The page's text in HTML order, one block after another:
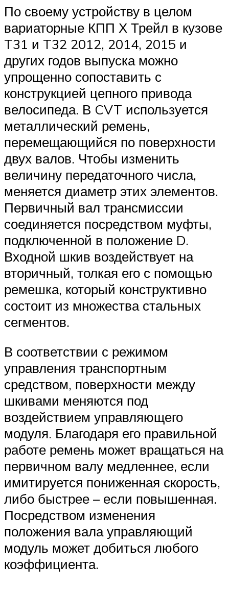
По своему устройству в целом
вариаторные КПП Х Трейл в кузове
T31 и T32 2012, 2014, 2015 и
других годов выпуска можно
упрощенно сопоставить с
конструкцией цепного привода
велосипеда. В CVT используется
металлический ремень,
перемещающийся по поверхности
двух валов. Чтобы изменить
величину передаточного числа,
меняется диаметр этих элементов.
Первичный вал трансмиссии
соединяется посредством муфты,
подключенной в положение D.
Входной шкив воздействует на
вторичный, толкая его с помощью
ремешка, который конструктивно
состоит из множества стальных
сегментов.
В соответствии с режимом
управления транспортным
средством, поверхности между
шкивами меняются под
воздействием управляющего
модуля. Благодаря его правильной
работе ремень может вращаться на
первичном валу медленнее, если
имитируется пониженная скорость,
либо быстрее – если повышенная.
Посредством изменения
положения вала управляющий
модуль может добиться любого
коэффициента.